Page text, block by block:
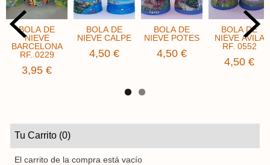
Tu Carrito (0)
El carrito de la compra está vacío
BOLA DE
NIEVE
BARCELONA
RF. 0229
3,95 €
BOLA DE
NIEVE CALPE
4,50 €
BOLA DE
NIEVE POTES
4,50 €
BOLA DE
NIEVE AVILA
RF. 0552
4,50 €